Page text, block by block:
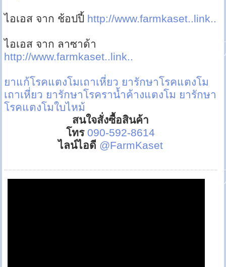
ไอเอส จาก ช้อปปี้ http://www.farmkaset..link..
ไอเอส จาก ลาซาด้า
http://www.farmkaset..link..
ยาแก้โรคแตงโมเถาเหี่ยว ยารักษาโรคแตงโม
เถาเหี่ยว ยารักษาโรคราน้ำค้างแตงโม ยารักษา
โรคแตงโมใบไหม้
สนใจสั่งซื้อสินค้า
โทร 090-592-8614
ไลน์ไอดี @FarmKaset